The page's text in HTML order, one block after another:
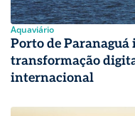
Aquaviário
Porto de Paranaguá
transformação
internacional